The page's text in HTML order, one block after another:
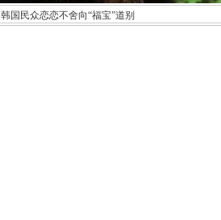
韩国民众恋恋不舍向“福宝”道别